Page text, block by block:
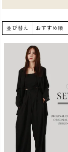
並び替え おすすめ順